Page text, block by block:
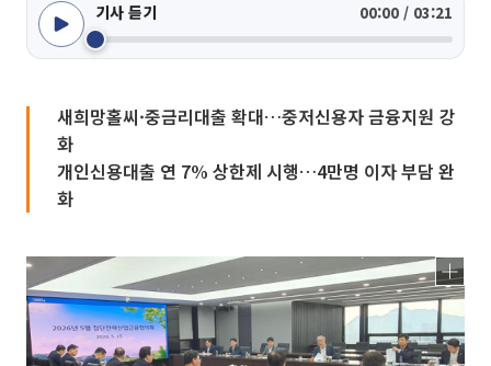
기사 듣기 00:00 / 03:21
새희망홀씨·중금리대출 확대…중저신용자 금융지원 강
화
개인신용대출 연 7% 상한제 시행…4만명 이자 부담 완
화